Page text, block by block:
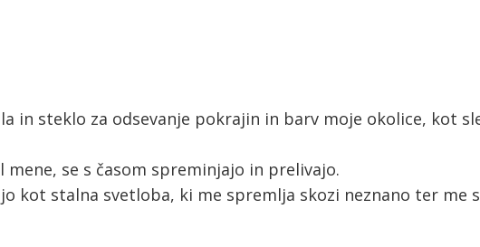
in steklo za odsevanje pokrajin in barv moje okolice, kot
se s časom spreminjajo in prelivajo.
kot stalna svetloba, ki me spremlja skozi neznano ter me